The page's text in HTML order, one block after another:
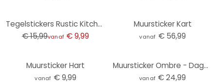
Tegelstickers Rustic Kitchen - set van 12
€ 15,99vanaf € 9,99
Muursticker Kart
vanaf € 56,99
Muursticker Hart
vanaf € 9,99
Muursticker Ombre - Dageraad
vanaf € 24,99